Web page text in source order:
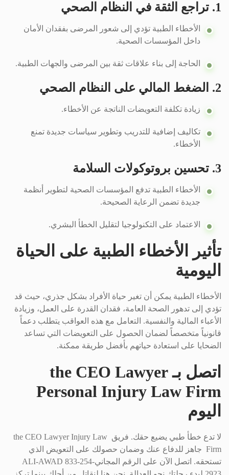
1. تراجع الثقة في النظام الصحي
الأخطاء الطبية تؤدي إلى شعور المرضى بفقدان الأمان
داخل المؤسسات الصحية.
الحاجة إلى بناء علاقات ثقة بين المرضى والجهات الطبية.
2. الضغط المالي على النظام الصحي
زيادة تكلفة التعويضات الناتجة عن الأخطاء.
تكاليف إضافية للتدريب وتطوير سياسات جديدة تمنع
الأخطاء.
3. تحسين بروتوكولات السلامة
الأخطاء الطبية تدفع المؤسسات الصحية لتطوير أنظمة
جديدة تضمن الرعاية الصحيحة.
الاعتماد على التكنولوجيا لتقليل الخطأ البشري.
تأثير الأخطاء الطبية على الحياة
اليومية
الأخطاء الطبية يمكن أن تغير حياة الأفراد بشكل جذري، حيث قد
تؤدي إلى تدهور الصحة العامة، فقدان القدرة على العمل، وزيادة
الأعباء المالية والنفسية. التعامل مع هذه العواقب يتطلب دعماً
قانونياً متخصصاً لضمان الحصول على التعويضات التي تساعد
الضحايا على استعادة حياتهم بأفضل طريقة ممكنة.
اتصل بـ the CEO Lawyer
Personal Injury Law Firm
اليوم
لا تدع خطأ طبي يضيع حقك. فريق the CEO Lawyer Injury Law
Firm جاهز للدفاع عنك وضمان حصولك على التعويض الذي
تستحقه. اتصل الآن على الرقم المجانيALI-AWAD 833-254-